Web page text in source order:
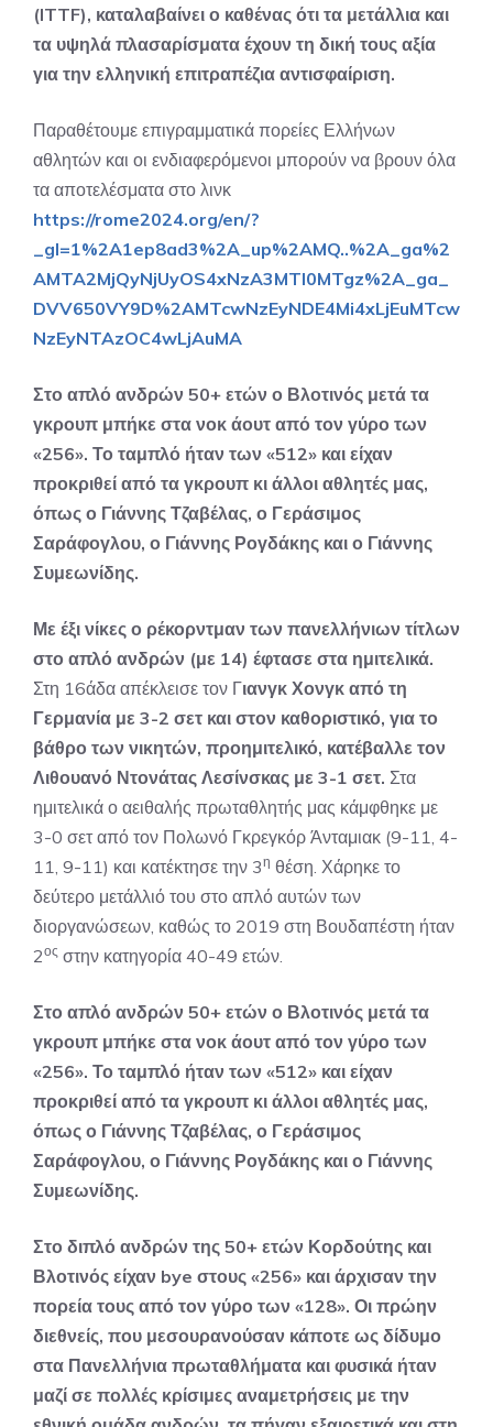
(ITTF), καταλαβαίνει ο καθένας ότι τα μετάλλια και
τα υψηλά πλασαρίσματα έχουν τη δική τους αξία
για την ελληνική επιτραπέζια αντισφαίριση.
Παραθέτουμε επιγραμματικά πορείες Ελλήνων
αθλητών και οι ενδιαφερόμενοι μπορούν να βρουν όλα
τα αποτελέσματα στο λινκ
https://rome2024.org/en/?
_gl=1%2A1ep8ad3%2A_up%2AMQ..%2A_ga%2
AMTA2MjQyNjUyOS4xNzA3MTI0MTgz%2A_ga_
DVV650VY9D%2AMTcwNzEyNDE4Mi4xLjEuMTcw
NzEyNTAzOC4wLjAuMA
Στο απλό ανδρών 50+ ετών ο Βλοτινός μετά τα
γκρουπ μπήκε στα νοκ άουτ από τον γύρο των
«256». Το ταμπλό ήταν των «512» και είχαν
προκριθεί από τα γκρουπ κι άλλοι αθλητές μας,
όπως ο Γιάννης Τζαβέλας, ο Γεράσιμος
Σαράφογλου, ο Γιάννης Ρογδάκης και ο Γιάννης
Συμεωνίδης.
Με έξι νίκες ο ρέκορντμαν των πανελλήνιων τίτλων
στο απλό ανδρών (με 14) έφτασε στα ημιτελικά.
Στη 16άδα απέκλεισε τον Γιανγκ Χονγκ από τη
Γερμανία με 3-2 σετ και στον καθοριστικό, για το
βάθρο των νικητών, προημιτελικό, κατέβαλλε τον
Λιθουανό Ντονάτας Λεσίνσκας με 3-1 σετ. Στα
ημιτελικά ο αειθαλής πρωταθλητής μας κάμφθηκε με
3-0 σετ από τον Πολωνό Γκρεγκόρ Άνταμιακ (9-11, 4-
11, 9-11) και κατέκτησε την 3η θέση. Χάρηκε το
δεύτερο μετάλλιό του στο απλό αυτών των
διοργανώσεων, καθώς το 2019 στη Βουδαπέστη ήταν
2ος στην κατηγορία 40-49 ετών.
Στο απλό ανδρών 50+ ετών ο Βλοτινός μετά τα
γκρουπ μπήκε στα νοκ άουτ από τον γύρο των
«256». Το ταμπλό ήταν των «512» και είχαν
προκριθεί από τα γκρουπ κι άλλοι αθλητές μας,
όπως ο Γιάννης Τζαβέλας, ο Γεράσιμος
Σαράφογλου, ο Γιάννης Ρογδάκης και ο Γιάννης
Συμεωνίδης.
Στο διπλό ανδρών της 50+ ετών Κορδούτης και
Βλοτινός είχαν bye στους «256» και άρχισαν την
πορεία τους από τον γύρο των «128». Οι πρώην
διεθνείς, που μεσουρανούσαν κάποτε ως δίδυμο
στα Πανελλήνια πρωταθλήματα και φυσικά ήταν
μαζί σε πολλές κρίσιμες αναμετρήσεις με την